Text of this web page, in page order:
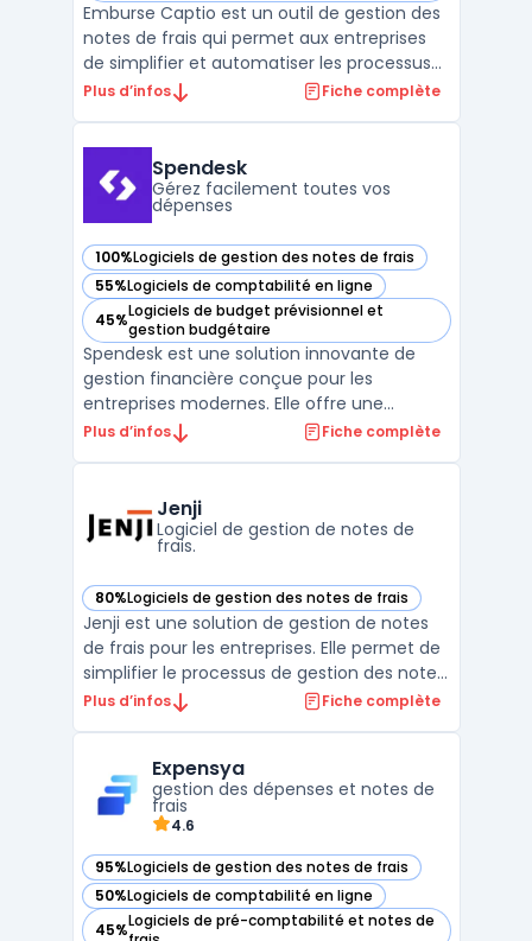
Emburse Captio est un outil de gestion des
notes de frais qui permet aux entreprises
de simplifier et automatiser les processus
de remboursement des dépenses
photo leurs reçus et les envoyer
directement aux gestionnair ...
Plus d’infos Fiche complète
Spendesk
Gérez facilement toutes vos
dépenses
100%Logiciels de gestion des notes de frais
— voir Spendesk dans cette catégorie
55%Logiciels de comptabilité en ligne
— voir Spendesk dans cette catégorie
45%Logiciels de budget prévisionnel et
gestion budgétaire
— voir Spendesk dans cette catégorie
Spendesk est une solution innovante de
gestion financière conçue pour les
entreprises modernes. Elle offre une
gamme complète de fonctionnalités pour
gestion des cartes de paiement
d'entreprise, Spendesk simplifie le su ...
Plus d’infos Fiche complète
Jenji
Logiciel de gestion de notes de
frais.
80%Logiciels de gestion des notes de frais
— voir Jenji dans cette catégorie
Jenji est une solution de gestion de notes
de frais pour les entreprises. Elle permet de
simplifier le processus de gestion des notes
de frais en automatisant la collecte des
d'ensemble complète des dépenses de
l'entreprise, p ...
Plus d’infos Fiche complète
Expensya
gestion des dépenses et notes de
frais
4.6
95%Logiciels de gestion des notes de frais
— voir Expensya dans cette catégorie
50%Logiciels de comptabilité en ligne
— voir Expensya dans cette catégorie
45%Logiciels de pré-comptabilité et notes de